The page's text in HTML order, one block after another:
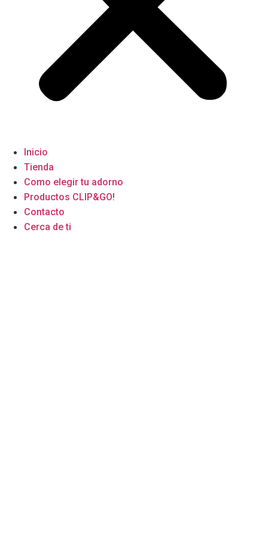
Inicio
Tienda
Como elegir tu adorno
Productos CLIP&GO!
Contacto
Cerca de ti